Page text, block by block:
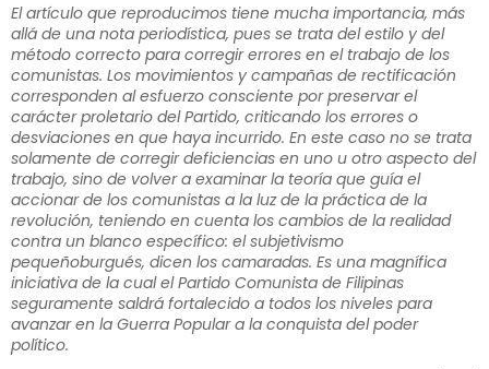
El artículo que reproducimos tiene mucha importancia, más
allá de una nota periodística, pues se trata del estilo y del
método correcto para corregir errores en el trabajo de los
comunistas. Los movimientos y campañas de rectificación
corresponden al esfuerzo consciente por preservar el
carácter proletario del Partido, criticando los errores o
desviaciones en que haya incurrido. En este caso no se trata
solamente de corregir deficiencias en uno u otro aspecto del
trabajo, sino de volver a examinar la teoría que guía el
accionar de los comunistas a la luz de la práctica de la
revolución, teniendo en cuenta los cambios de la realidad
contra un blanco específico: el subjetivismo
pequeñoburgués, dicen los camaradas. Es una magnífica
iniciativa de la cual el Partido Comunista de Filipinas
seguramente saldrá fortalecido a todos los niveles para
avanzar en la Guerra Popular a la conquista del poder
político.